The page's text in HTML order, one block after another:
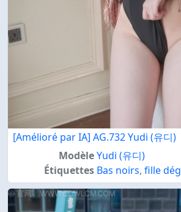
[Amélioré par IA] AG.732 Yudi (유디)
ModèleYudi (유디)
Étiquettes Bas noirs, fille